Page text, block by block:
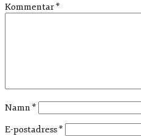
Kommentar*
Namn*
E-postadress*